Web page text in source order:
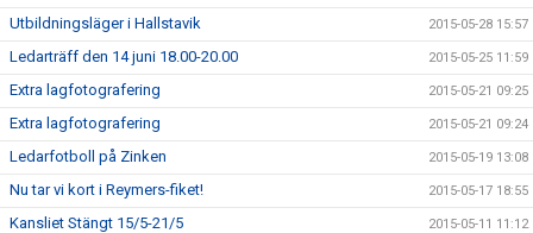
Utbildningsläger i Hallstavik 2015-05-28 15:57
Ledarträff den 14 juni 18.00-20.00 2015-05-25 11:59
Extra lagfotografering 2015-05-21 09:25
Extra lagfotografering 2015-05-21 09:24
Ledarfotboll på Zinken 2015-05-19 13:08
Nu tar vi kort i Reymers-fiket! 2015-05-17 18:55
Kansliet Stängt 15/5-21/5 2015-05-11 11:12